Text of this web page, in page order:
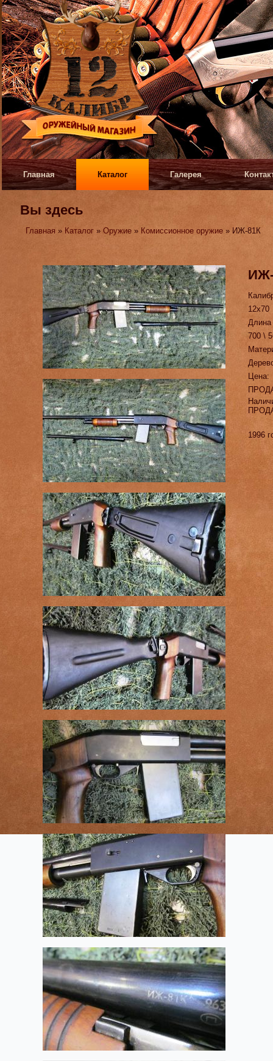
Главная Каталог Галерея
Вы здесь
Главная » Каталог »Оружие » Комиссионное оружие » ИЖ-81К
12х70
700 \
Цена:
1996